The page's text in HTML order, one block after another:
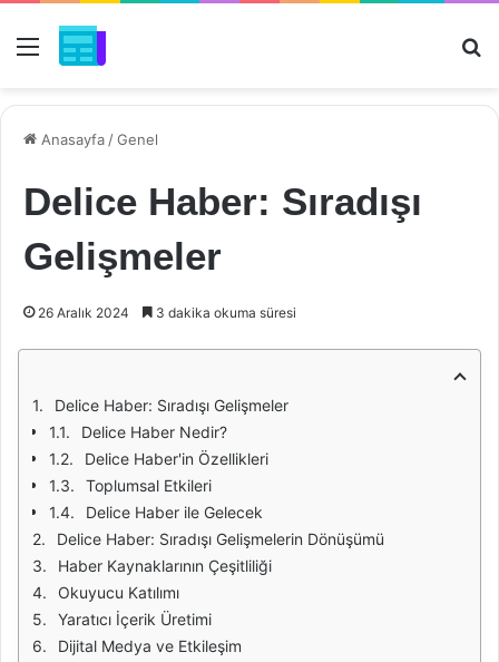
Menü
Anasayfa /Genel
Delice Haber: Sıradışı
Gelişmeler
26 Aralık 2024 3 dakika okuma süresi
Delice Haber: Sıradışı Gelişmeler
Delice Haber Nedir?
Delice Haber'in Özellikleri
Toplumsal Etkileri
Delice Haber ile Gelecek
Delice Haber: Sıradışı Gelişmelerin Dönüşümü
Haber Kaynaklarının Çeşitliliği
Okuyucu Katılımı
Yaratıcı İçerik Üretimi
Dijital Medya ve Etkileşim